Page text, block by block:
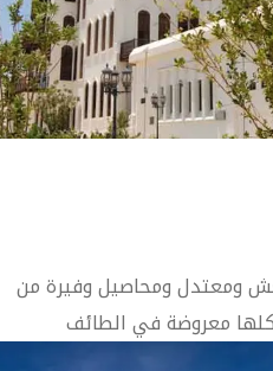
ومعتدل ومحاصيل وفيرة من
كلها معروضة في الطائف